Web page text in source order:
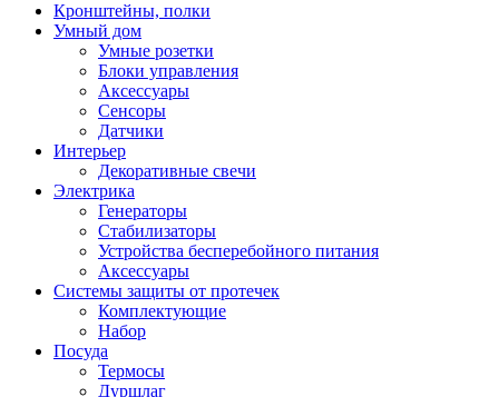
Кронштейны, полки
Умный дом
Умные розетки
Блоки управления
Аксессуары
Сенсоры
Датчики
Интерьер
Декоративные свечи
Электрика
Генераторы
Стабилизаторы
Устройства бесперебойного питания
Аксессуары
Системы защиты от протечек
Комплектующие
Набор
Посуда
Термосы
Дуршлаг